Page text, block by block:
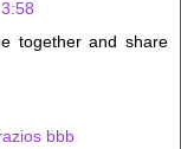
together and share
bbb